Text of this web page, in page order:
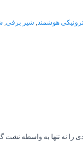
هوشمند شیر برقی
را نه تنها به واسطه نشت